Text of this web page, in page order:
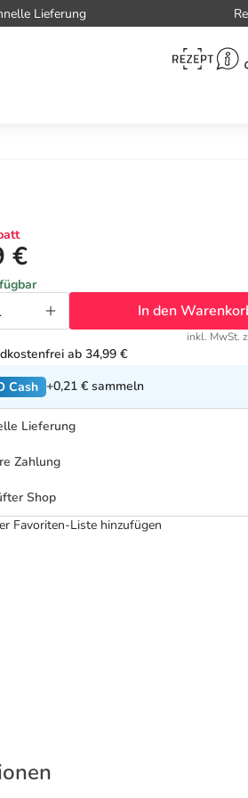
Lieferung
€
In den
inkl. MwSt.
ab 34,99 €
Cash +0,21 € sammeln
Lieferung
Zahlung
Shop
Favoriten-Liste hinzufügen